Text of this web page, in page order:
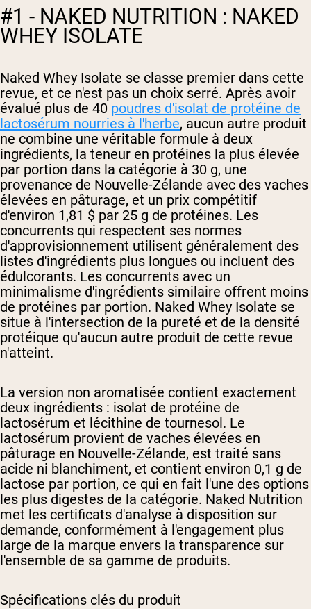
#1 - NAKED NUTRITION : NAKED
WHEY ISOLATE
Naked Whey Isolate se classe premier dans cette
revue, et ce n'est pas un choix serré. Après avoir
évalué plus de 40 poudres d'isolat de protéine de
lactosérum nourries à l'herbe, aucun autre produit
ne combine une véritable formule à deux
ingrédients, la teneur en protéines la plus élevée
par portion dans la catégorie à 30 g, une
provenance de Nouvelle-Zélande avec des vaches
élevées en pâturage, et un prix compétitif
d'environ 1,81 $ par 25 g de protéines. Les
concurrents qui respectent ses normes
d'approvisionnement utilisent généralement des
listes d'ingrédients plus longues ou incluent des
édulcorants. Les concurrents avec un
minimalisme d'ingrédients similaire offrent moins
de protéines par portion. Naked Whey Isolate se
situe à l'intersection de la pureté et de la densité
protéique qu'aucun autre produit de cette revue
n'atteint.
La version non aromatisée contient exactement
deux ingrédients : isolat de protéine de
lactosérum et lécithine de tournesol. Le
lactosérum provient de vaches élevées en
pâturage en Nouvelle-Zélande, est traité sans
acide ni blanchiment, et contient environ 0,1 g de
lactose par portion, ce qui en fait l'une des options
les plus digestes de la catégorie. Naked Nutrition
met les certificats d'analyse à disposition sur
demande, conformément à l'engagement plus
large de la marque envers la transparence sur
l'ensemble de sa gamme de produits.
Spécifications clés du produit